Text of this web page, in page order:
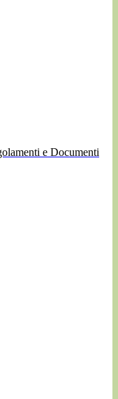
e Documenti